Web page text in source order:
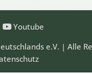
Youtube
e.V. | Alle